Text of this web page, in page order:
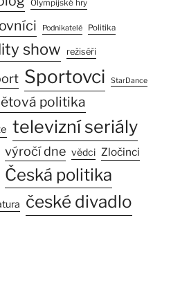
Olympijské hry
Podnikatelé Politika
show režiséři
Sportovci StarDance
politika
televizní seriály
výročí dne vědci Zločinci
Česká politika
české divadlo